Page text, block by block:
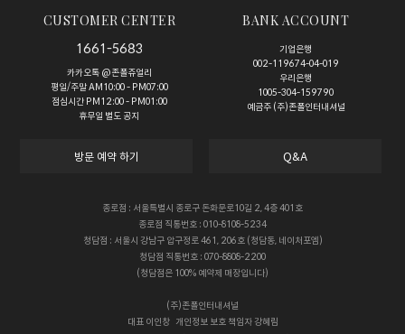
CUSTOMER CENTER
1661-5683
카카오톡 @존폴쥬얼리
평일/주말 AM10:00 - PM07:00
점심시간 PM12:00 - PM01:00
휴무일 별도 공지
BANK ACCOUNT
기업은행
002-119674-04-019
우리은행
1005-304-159790
예금주 (주)존폴인터내셔널
방문 예약 하기 Q&A
종로점 : 서울특별시 종로구 돈화문로10길 2, 4층 401호
종로점 직통번호 : 010-8108-5234
청담점 : 서울시 강남구 압구정로 461, 206호 (청담동, 네이처포엠)
청담점 직통번호 : 070-8808-2200
(청담점은 100% 예약제 매장입니다)
(주)존폴인터내셔널
대표 이인창 개인정보 보호 책임자강혜림